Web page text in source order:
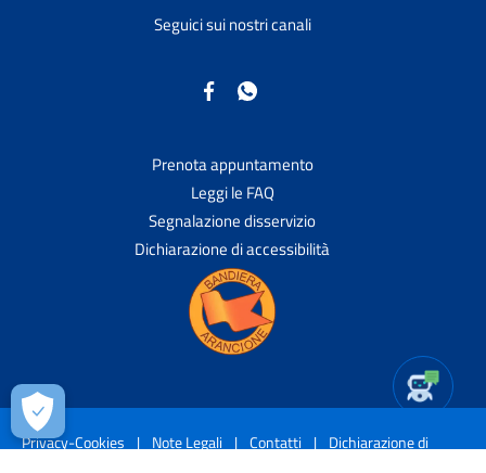
Seguici sui nostri canali
Prenota appuntamento
Leggi le FAQ
Segnalazione disservizio
Dichiarazione di accessibilità
Privacy-Cookies | Note Legali | Contatti | Dichiarazione di